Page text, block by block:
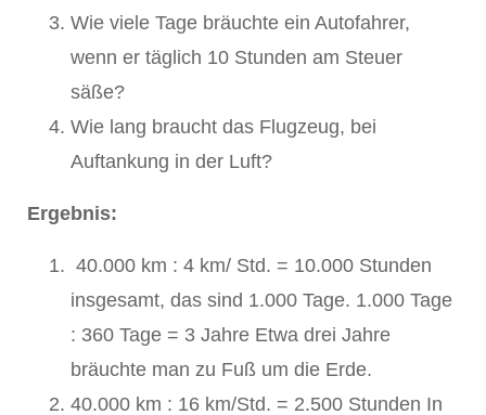
Wie viele Tage bräuchte ein Autofahrer,
wenn er täglich 10 Stunden am Steuer
säße?
Wie lang braucht das Flugzeug, bei
Auftankung in der Luft?
Ergebnis:
40.000 km : 4 km/ Std. = 10.000 Stunden
insgesamt, das sind 1.000 Tage. 1.000 Tage
: 360 Tage = 3 Jahre Etwa drei Jahre
bräuchte man zu Fuß um die Erde.
40.000 km : 16 km/Std. = 2.500 Stunden In